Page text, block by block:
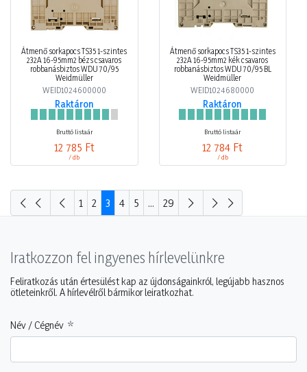
Átmenő sorkapocs TS35 1-szintes
232A 16-95mm2 bézs csavaros
robbanásbiztos WDU 70/95
Weidmüller
WEID1024600000
Raktáron
Bruttó listaár
12 785 Ft
/ db
Átmenő sorkapocs TS35 1-szintes
232A 16-95mm2 kék csavaros
robbanásbiztos WDU 70/95 BL
Weidmüller
WEID1024680000
Raktáron
Bruttó listaár
12 784 Ft
/ db
1 2 3 4 5 ... 29
Iratkozzon fel ingyenes hírlevelünkre
Feliratkozás után értesülést kap az újdonságainkról, legújabb hasznos
ötleteinkről. A hírlevélről bármikor leiratkozhat.
Név / Cégnév